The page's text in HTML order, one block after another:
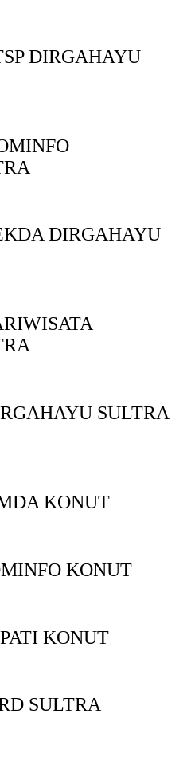
DIRGAHAYU
DIRGAHAYU
SULTRA
KONUT
KONUT
KONUT
SULTRA